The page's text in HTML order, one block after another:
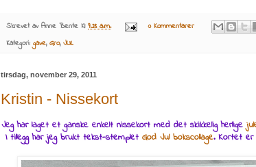
Skrevet av Anne Bente Kl 9:28 a.m.
0 Kommentarer
Kategori: gave, Gro, JUL
tirsdag, november 29, 2011
Kristin - Nissekort
Jeg har laget et ganske enkelt nissekort med det skikkelig herlige
I tillegg har jeg brukt tekst-stemplet God Jul bokscollage. Kortet er